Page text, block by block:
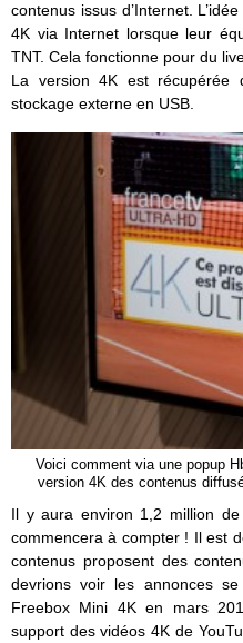
contenus issus d’Internet.
4K via Internet lorsque leur
TNT. Cela fonctionne pour du
La version 4K est
stockage externe en USB.
Voici comment via une popup
version 4K des contenus
Il y aura environ 1,2 million
commencera à compter ! Il est
contenus proposent des
devrions voir les annonces
Freebox Mini 4K en mars
support des vidéos 4K de